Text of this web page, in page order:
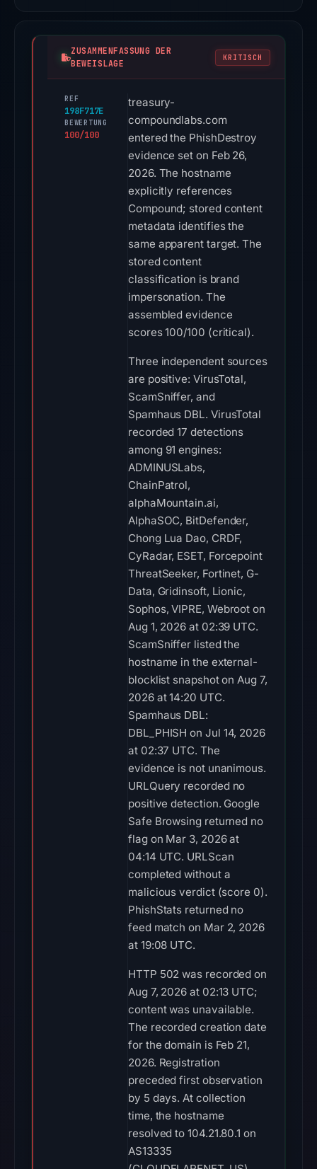
ZUSAMMENFASSUNG DER
BEWEISLAGE
KRITISCH
REF
198F717E
BEWERTUNG
100/100
treasury-
compoundlabs.com
entered the PhishDestroy
evidence set on Feb 26,
2026. The hostname
explicitly references
Compound; stored content
metadata identifies the
same apparent target. The
stored content
classification is brand
impersonation. The
assembled evidence
scores 100/100 (critical).
Three independent sources
are positive: VirusTotal,
ScamSniffer, and
Spamhaus DBL. VirusTotal
recorded 17 detections
among 91 engines:
ADMINUSLabs,
ChainPatrol,
alphaMountain.ai,
AlphaSOC, BitDefender,
Chong Lua Dao, CRDF,
CyRadar, ESET, Forcepoint
ThreatSeeker, Fortinet, G-
Data, Gridinsoft, Lionic,
Sophos, VIPRE, Webroot on
Aug 1, 2026 at 02:39 UTC.
ScamSniffer listed the
hostname in the external-
blocklist snapshot on Aug 7,
2026 at 14:20 UTC.
Spamhaus DBL:
DBL_PHISH on Jul 14, 2026
at 02:37 UTC. The
evidence is not unanimous.
URLQuery recorded no
positive detection. Google
Safe Browsing returned no
flag on Mar 3, 2026 at
04:14 UTC. URLScan
completed without a
malicious verdict (score 0).
PhishStats returned no
feed match on Mar 2, 2026
at 19:08 UTC.
HTTP 502 was recorded on
Aug 7, 2026 at 02:13 UTC;
content was unavailable.
The recorded creation date
for the domain is Feb 21,
2026. Registration
preceded first observation
by 5 days. At collection
time, the hostname
resolved to 104.21.80.1 on
AS13335